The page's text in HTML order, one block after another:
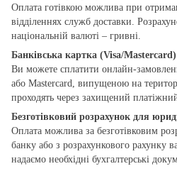
Оплата готівкою можлива при
відділеннях служб доставки.
національній валюті – гривні.
Банківська картка (Visa/Mastercard)
Ви можете сплатити онлайн-
або Mastercard, випущеною на
проходять через захищений
Безготівковий розрахунок для
Оплата можлива за безготівковим
банку або з розрахункового рахунку
надаємо необхідні бухгалтерські